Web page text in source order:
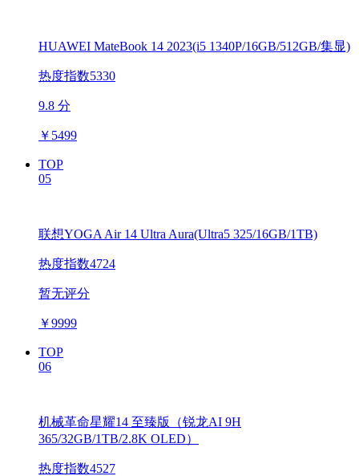
HUAWEI MateBook 14 2023(i5 1340P/16GB/512GB/集显)
热度指数5330
9.8 分
￥ 5499
TOP
05
联想YOGA Air 14 Ultra Aura(Ultra5 325/16GB/1TB)
热度指数4724
暂无评分
￥9999
TOP
06
机械革命星耀14 至臻版（锐龙AI 9H
365/32GB/1TB/2.8K OLED）
热度指数4527